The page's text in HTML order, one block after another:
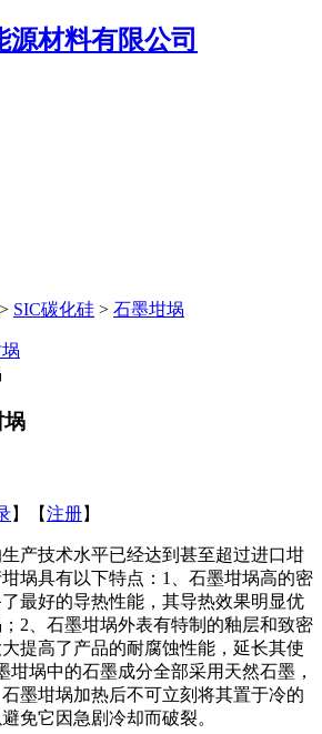
> SIC碳化硅 > 石墨坩埚
埚
】【注册】
产技术水平已经达到甚至超过进口坩
埚具有以下特点：1、石墨坩埚高的密
最好的导热性能，其导热效果明显优
2、石墨坩埚外表有特制的釉层和致密
提高了产品的耐腐蚀性能，延长其使
坩埚中的石墨成分全部采用天然石墨，
墨坩埚加热后不可立刻将其置于冷的
免它因急剧冷却而破裂。